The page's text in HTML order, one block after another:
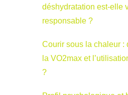
déshydratation est-elle
responsable ?
Courir sous la chaleur :
la VO2max et
?